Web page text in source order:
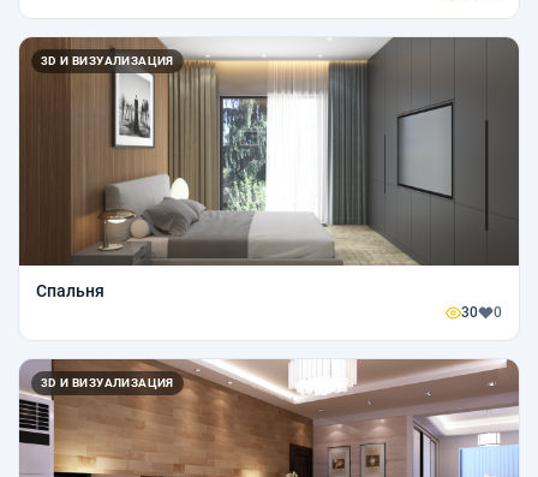
3D И ВИЗУАЛИЗАЦИЯ
Спальня
30 0
3D И ВИЗУАЛИЗАЦИЯ